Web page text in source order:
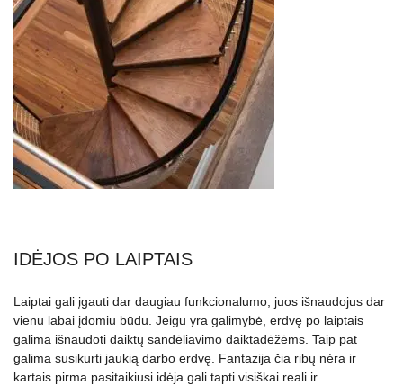
IDĖJOS PO LAIPTAIS
Laiptai gali įgauti dar daugiau funkcionalumo, juos išnaudojus dar
vienu labai įdomiu būdu. Jeigu yra galimybė, erdvę po laiptais
galima išnaudoti daiktų sandėliavimo daiktadėžėms. Taip pat
galima susikurti jaukią darbo erdvę. Fantazija čia ribų nėra ir
kartais pirma pasitaikiusi idėja gali tapti visiškai reali ir